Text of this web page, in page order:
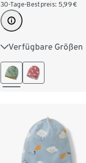
30-Tage-Bestpreis: 5,99€
Verfügbare Größen
49-52 cm 53-56 cm